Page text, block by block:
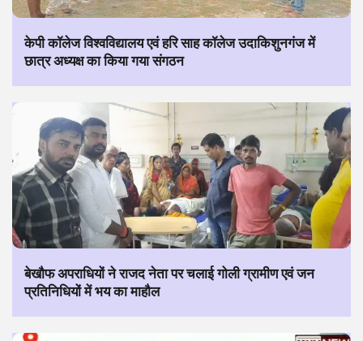
केपी कॉलेज विश्वविद्यालय एवं हरि साह कॉलेज उदाकिशुनगंज में
छात्र अध्यक्ष का किया गया संगठन
बेखौफ अपराधियों ने राजद नेता पर चलाई गोली ग्रामीण एवं जन
प्रतिनिधियों में भय का माहौल